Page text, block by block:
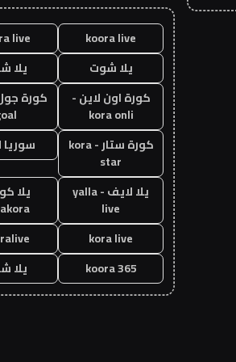
koora live
live
يلا شوت
يلا
كورة اون لاين -
kora onli
كورة ستار - kora
star
يلا لايف - yalla
live
يلا
kora live
koora 365
يلا